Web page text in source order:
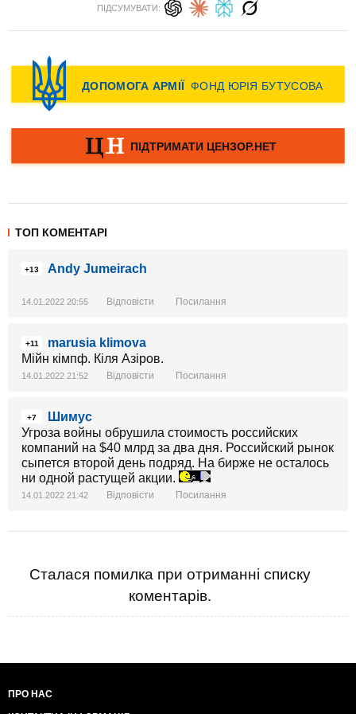
ПІДСУМУВАТИ:
ТОП КОМЕНТАРІ
+13 Andy Jumeirach
14.01.2022 20:55 Відповісти Посилання
+11
marusia klimova
Мійн кімпф. Кіля Азіров.
14.01.2022 21:52 Відповісти Посилання
+7
Шимус
Угроза войны обрушила стоимость российских
компаний на $40 млрд за два дня. Российский рынок
сыпется второй день подряд. На бирже не осталось
ни одной растущей акции.
14.01.2022 21:42 Відповісти Посилання
Сталася помилка при отриманні списку
коментарів.
ПРО НАС